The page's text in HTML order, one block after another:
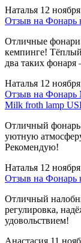
Наталья 12
Отзыв на Фонарь
Отличные фонари
кемпинге! Тёплый
два таких
Наталья 12
Отзыв на Фонарь
Milk froth lamp
Отличный фонарь
уютную
Рекомендую!
Наталья 12
Отзыв на Фонарь
Отличный
регулировка,
удовольствием!
Анастасия 11